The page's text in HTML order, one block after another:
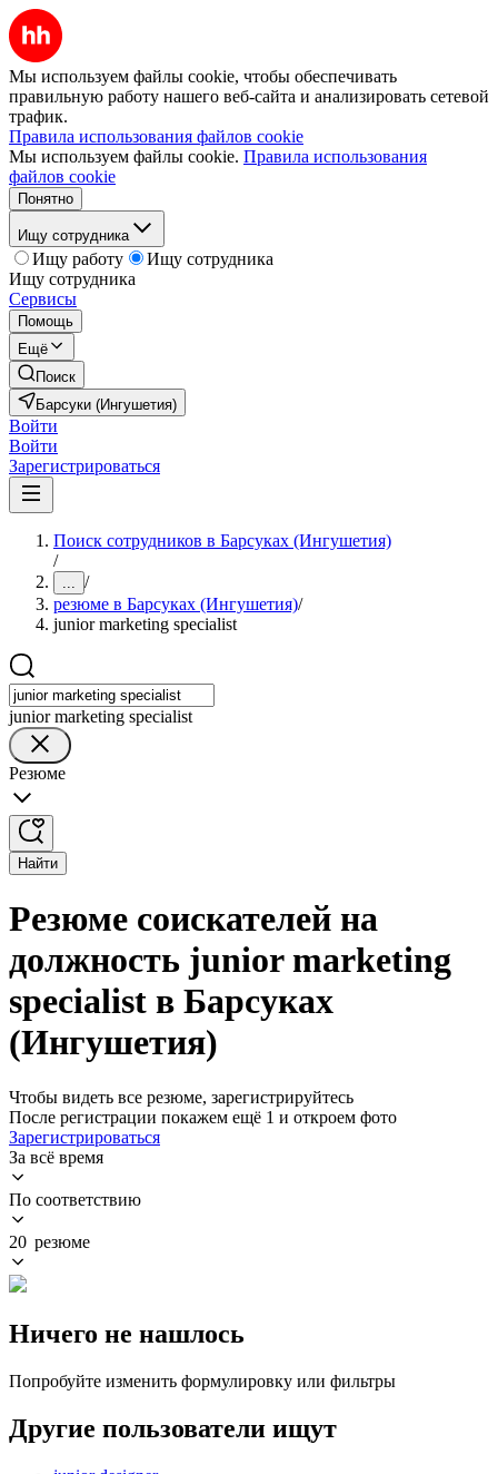
Мы используем файлы cookie, чтобы обеспечивать
правильную работу нашего веб-сайта и анализировать сетевой
трафик.
Правила использования файлов cookie
Мы используем файлы cookie. Правила использования
файлов cookie
Понятно
Ищу сотрудника
Ищу работу
Ищу сотрудника
Ищу сотрудника
Сервисы
Помощь
Ещё
Поиск
Барсуки (Ингушетия)
Войти
Войти
Зарегистрироваться
Поиск сотрудников в Барсуках (Ингушетия)
/
... /
резюме в Барсуках (Ингушетия)/
junior marketing specialist
junior marketing specialist
Резюме
Найти
Резюме соискателей на
должность junior marketing
specialist в Барсуках
(Ингушетия)
Чтобы видеть все резюме, зарегистрируйтесь
После регистрации покажем ещё 1 и откроем фото
Зарегистрироваться
За всё время
По соответствию
20 резюме
Ничего не нашлось
Попробуйте изменить формулировку или фильтры
Другие пользователи ищут